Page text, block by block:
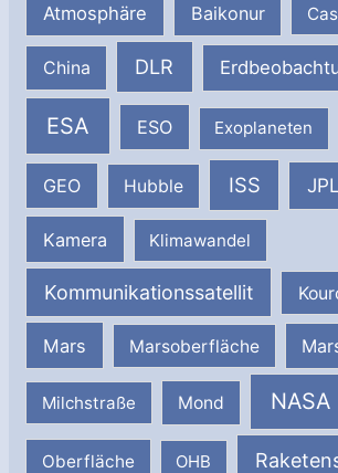
Atmosphäre Baikonur
China DLR
ESA ESO Exoplaneten
GEO Hubble ISS JPL
Kamera Klimawandel
Kommunikationssatellit
Mars Marsoberfläche
Milchstraße Mond NASA
Oberfläche OHB